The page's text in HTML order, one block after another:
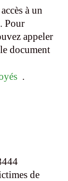
à un
Pour
appeler
document
.
de